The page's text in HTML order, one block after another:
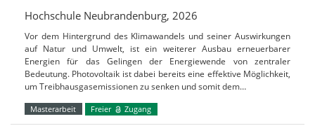
Hochschule Neubrandenburg, 2026
Vor dem Hintergrund des Klimawandels und seiner Auswirkungen
auf Natur und Umwelt, ist ein weiterer Ausbau erneuerbarer
Energien für das Gelingen der Energiewende von zentraler
Bedeutung. Photovoltaik ist dabei bereits eine effektive Möglichkeit,
um Treibhausgasemissionen zu senken und somit dem…
Masterarbeit Freier Zugang